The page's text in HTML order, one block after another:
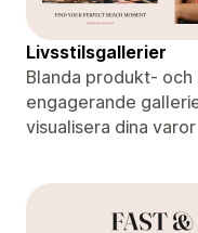
Livsstilsgallerier
Blanda produkt-
engagerande
visualisera dina